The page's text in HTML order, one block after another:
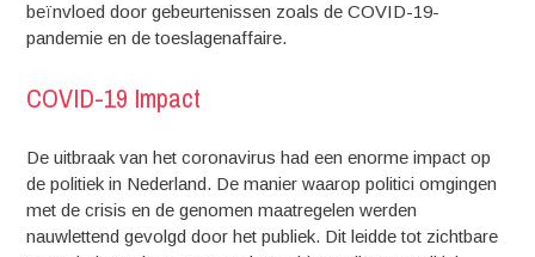
beïnvloed door gebeurtenissen zoals de COVID-19-
pandemie en de toeslagenaffaire.
COVID-19 Impact
De uitbraak van het coronavirus had een enorme impact op
de politiek in Nederland. De manier waarop politici omgingen
met de crisis en de genomen maatregelen werden
nauwlettend gevolgd door het publiek. Dit leidde tot zichtbare